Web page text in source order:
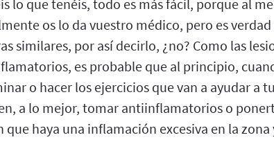
lo que tenéis, todo es más fácil, porque al
os lo da vuestro médico, pero es
similares, por así decirlo, ¿no? Como las
es probable que al principio,
o hacer los ejercicios que van a ayudar a
a lo mejor, tomar antiinflamatorios o
que haya una inflamación excesiva en la